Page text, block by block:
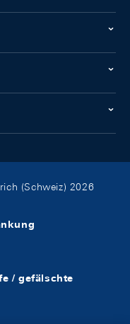
(Schweiz) 2026
/ gefälschte